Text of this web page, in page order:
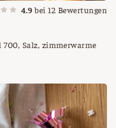
4.9 bei12 Bewertungen